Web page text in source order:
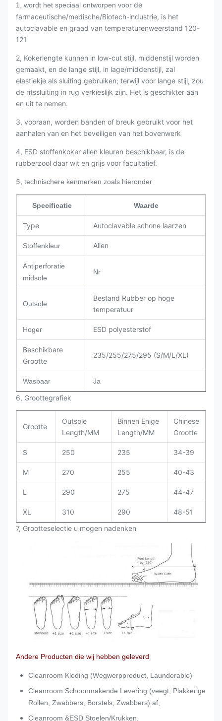
1, wordt het speciaal ontworpen voor de
farmaceutische/medische/Biotech-industrie, is het
autoclavable en graad van temperaturenweerstand 120-
121
2, Kokerlengte kunnen in low-cut stijl, middenstijl worden
gemaakt, en de lange stijl, in lage/middenstijl, zal
elastiekje als sluiting gebruiken; terwijl voor lange stijl, zou
de ritssluiting in rug verkieslijk zijn. Het is geschikter aan
en uit te nemen.
3, vooraan, worden banden of breuk gebruikt voor het
aanhalen van en het beveiligen van het bovenwerk
4, ESD stoffenkoker allen kleuren beschikbaar, is de
rubberzool daar wit en grijs voor facultatief.
5, technischere kenmerken zoals hieronder
Specificatie Waarde
Type Autoclavable schone laarzen
Stoffenkleur Allen
Antiperforatie
midsole
Nr
Outsole
Bestand Rubber op hoge
temperatuur
Hoger ESD polyesterstof
Beschikbare
Grootte
235/255/275/295 (S/M/L/XL)
Wasbaar Ja
6, Groottegrafiek
Grootte
Outsole
Length/MM
Binnen Enige
Length/MM
Chinese
Grootte
S 250 235 34-39
M 270 255 40-43
L 290 275 44-47
XL 310 290
48-51
7, Grootteselectie u mogen nadenken
Andere Producten die wij hebben geleverd
Cleanroom Kleding (Wegwerpproduct, Launderable)
Cleanroom Schoonmakende Levering (veegt, Plakkerige
Rollen, Zwabbers, Borstels, Zwabbers) af,
Cleanroom &ESD Stoelen/Krukken,